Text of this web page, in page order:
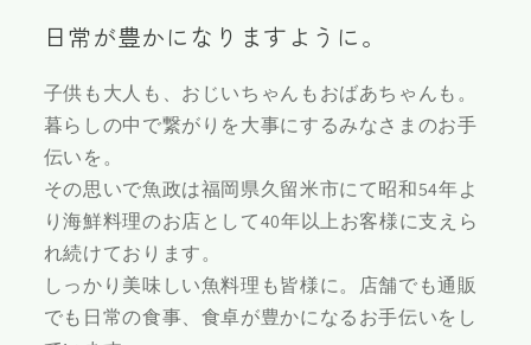
日常が豊かになりますように。
子供も大人も、おじいちゃんもおばあちゃんも。
暮らしの中で繋がりを大事にするみなさまのお手
伝いを。
その思いで魚政は福岡県久留米市にて昭和54年よ
り海鮮料理のお店として40年以上お客様に支えら
れ続けております。
しっかり美味しい魚料理も皆様に。店舗でも通販
でも日常の食事、食卓が豊かになるお手伝いをし